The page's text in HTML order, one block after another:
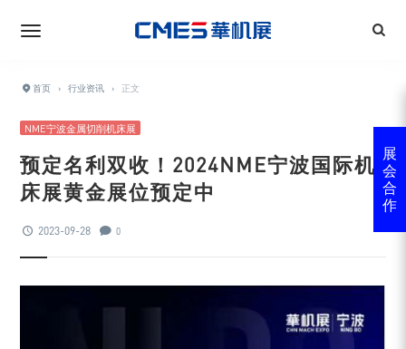
首页 › 行业资讯 › 正文
NME宁波金属切削机床展
预定名利双收！2024NME宁波国际机
床展黄金展位预定中
2023-09-28 0
展
会
合
作